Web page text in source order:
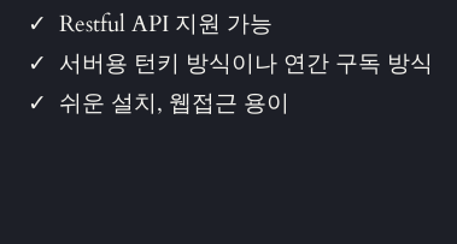
Restful API 지원 가능
서버용 턴키 방식이나 연간 구독 방식
쉬운 설치, 웹접근 용이